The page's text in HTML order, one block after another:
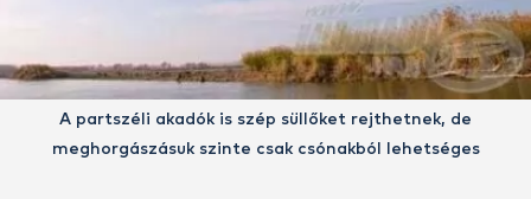
A partszéli akadók is szép süllőket rejthetnek, de
meghorgászásuk szinte csak csónakból lehetséges